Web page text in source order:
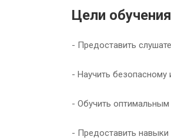
Цели
- Предоставить
- Научить
- Обучить
- Предоставить навыки